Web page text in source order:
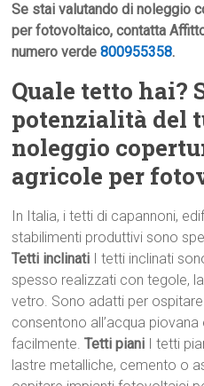
Se stai valutando di noleggio
per fotovoltaico, contatta
numero verde800955358.
Quale tetto hai?
potenzialità del
noleggio
agricole per
In Italia, i tetti di capannoni,
stabilimenti produttivi sono
Tetti inclinati I tetti inclinati
spesso realizzati con tegole,
vetro. Sono adatti per
consentono all’acqua piovana
facilmente.Tetti piani I tetti
lastre metalliche, cemento o